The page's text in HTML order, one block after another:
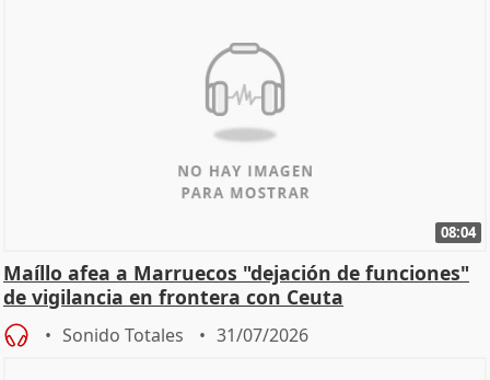
08:04
Maíllo afea a Marruecos "dejación de funciones"
de vigilancia en frontera con Ceuta
Sonido Totales 31/07/2026